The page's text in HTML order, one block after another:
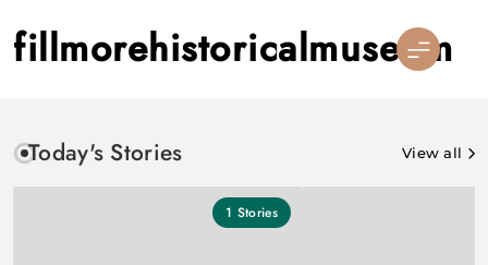
to
content
fillmorehistoricalmuseum
Today's Stories View all
1 Stories